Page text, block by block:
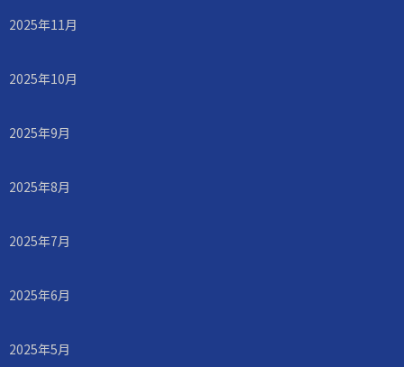
2025年11月
2025年10月
2025年9月
2025年8月
2025年7月
2025年6月
2025年5月